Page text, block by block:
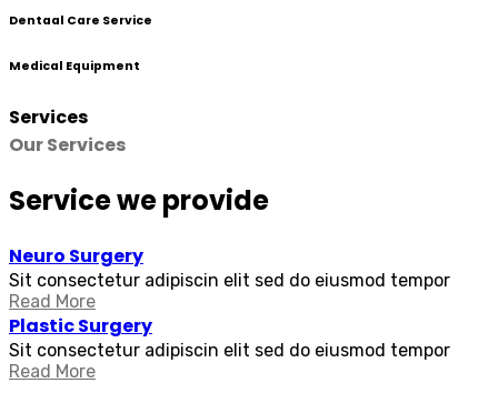
Dentaal Care Service
Medical Equipment
Services
Our Services
Service we provide
Neuro Surgery
Sit consectetur adipiscin elit sed do eiusmod tempor
Read More
Plastic Surgery
Sit consectetur adipiscin elit sed do eiusmod tempor
Read More